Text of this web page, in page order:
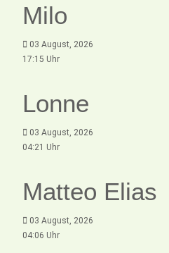
Milo
03 August, 2026
17:15 Uhr
Lonne
03 August, 2026
04:21 Uhr
Matteo Elias
03 August, 2026
04:06 Uhr